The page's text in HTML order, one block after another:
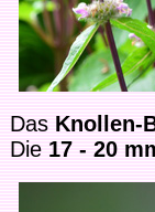
DasKnollen-
Die17 - 20